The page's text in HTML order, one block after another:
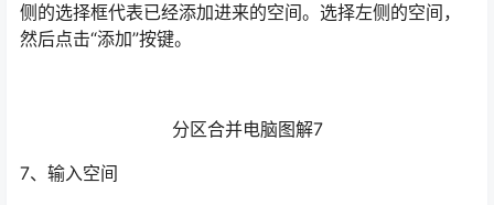
侧的选择框代表已经添加进来的空间。选择左侧的空间，
然后点击“添加”按键。
分区合并电脑图解7
7、输入空间